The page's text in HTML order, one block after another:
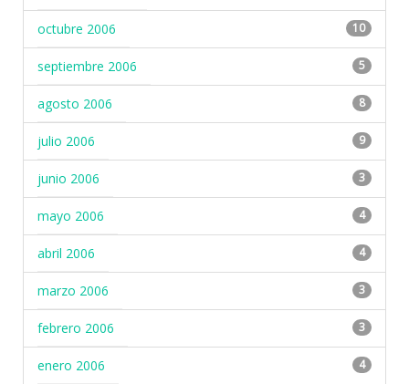
octubre 2006 10
septiembre 2006 5
agosto 2006 8
julio 2006 9
junio 2006 3
mayo 2006 4
abril 2006 4
marzo 2006 3
febrero 2006 3
enero 2006 4